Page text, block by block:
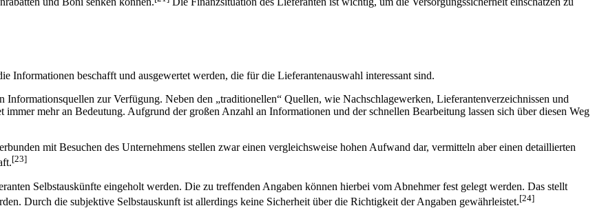
Informationen beschafft und ausgewertet werden, die für die Lieferantenauswahl interessant sind.
zur Verfügung. Neben den „traditionellen“ Quellen, wie Nachschlagewerken, Lieferantenverzeichnissen und
mehr an Bedeutung. Aufgrund der großen Anzahl an Informationen und der schnellen Bearbeitung lassen sich über diesen Weg
mit Besuchen des Unternehmens stellen zwar einen vergleichsweise hohen Aufwand dar, vermitteln aber einen detaillierten
[23]
Selbstauskünfte eingeholt werden. Die zu treffenden Angaben können hierbei vom Abnehmer fest gelegt werden. Das stellt
Durch die subjektive Selbstauskunft ist allerdings keine Sicherheit über die Richtigkeit der Angaben gewährleistet.[24]